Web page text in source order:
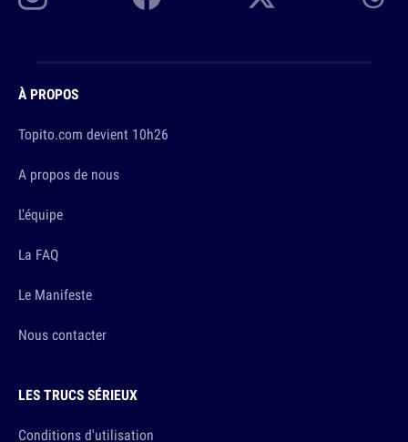
À PROPOS
Topito.com devient 10h26
A propos de nous
L'équipe
La FAQ
Le Manifeste
Nous contacter
LES TRUCS SÉRIEUX
Conditions d'utilisation